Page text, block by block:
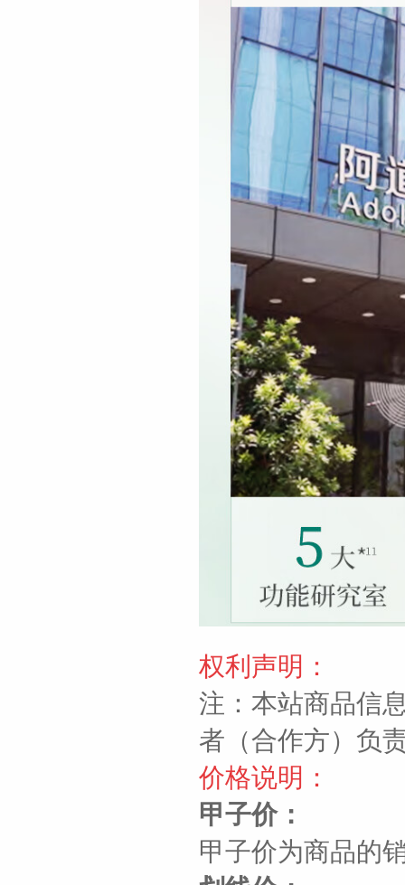
权利声明：
注：本站商品信
者（合作方）负
价格说明：
甲子价：
甲子价为商品的